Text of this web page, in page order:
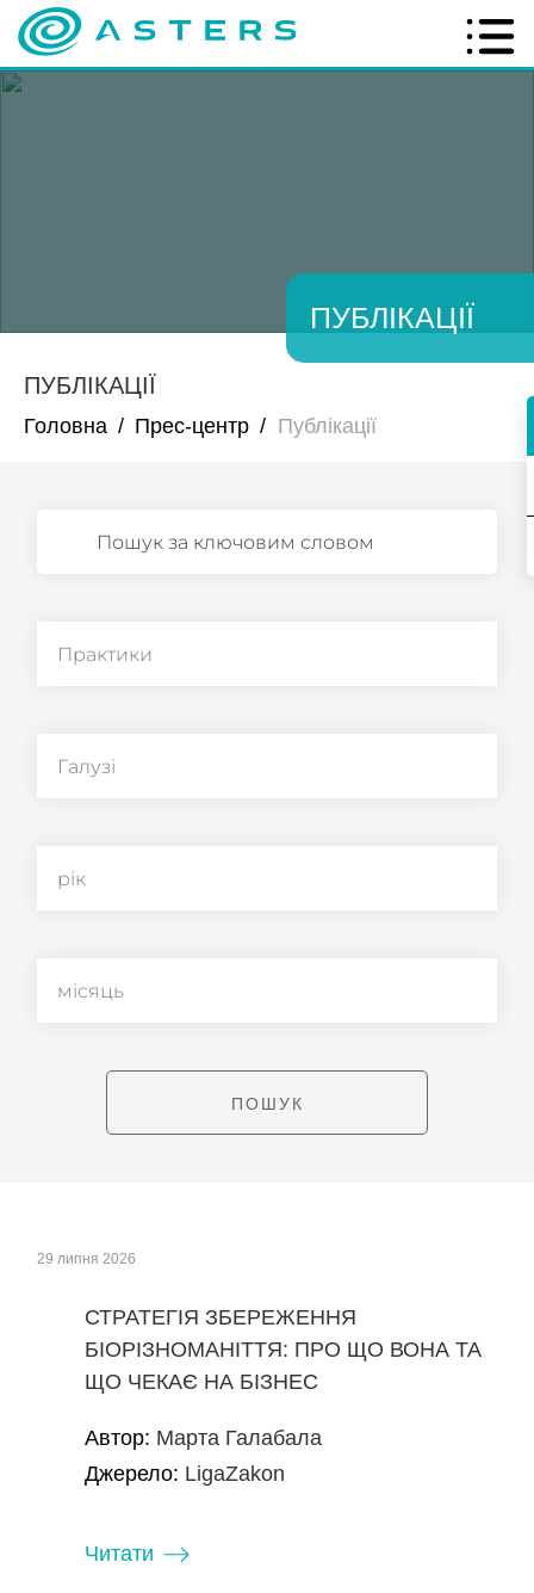
ПУБЛІКАЦІЇ
ПУБЛІКАЦІЇ
Головна / Прес-центр / Публікації
29 липня 2026
СТРАТЕГІЯ ЗБЕРЕЖЕННЯ
БІОРІЗНОМАНІТТЯ: ПРО ЩО ВОНА ТА
ЩО ЧЕКАЄ НА БІЗНЕС
Автор: Марта Галабала
Джерело: LigaZakon
Читати